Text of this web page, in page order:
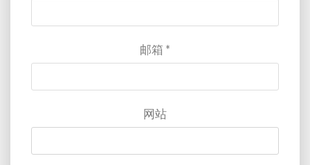
邮箱 *
网站